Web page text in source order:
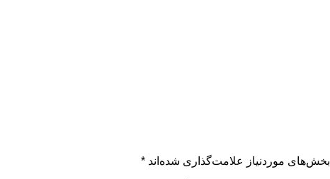
بخش‌های موردنیاز علامت‌گذاری شده‌اند *